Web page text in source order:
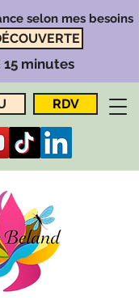
RDV
selon mes besoins
minutes